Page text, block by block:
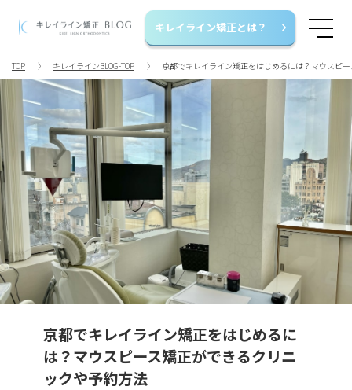
キレイライン矯正とは？
TOP キレイラインBLOG-TOP 京都でキレイライン矯正をはじめるには？マウスピ
京都でキレイライン矯正をはじめるに
は？マウスピース矯正ができるクリニ
ックや予約方法